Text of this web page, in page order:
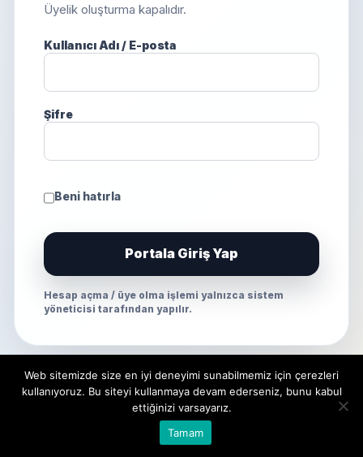
Üyelik oluşturma kapalıdır.
Kullanıcı Adı / E-posta
Şifre
Beni hatırla
Portala Giriş Yap
Hesap açma / üye olma işlemi yalnızca sistem
yöneticisi tarafından yapılır.
Web sitemizde size en iyi deneyimi sunabilmemiz için çerezleri
kullanıyoruz. Bu siteyi kullanmaya devam ederseniz, bunu kabul
ettiğinizi varsayarız.
Tamam